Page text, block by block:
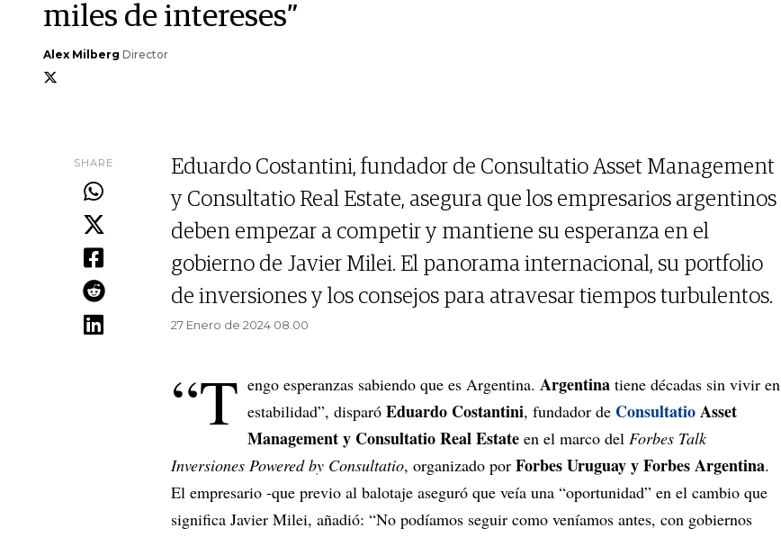
miles de intereses”
Alex Milberg Director
SHARE
Eduardo Costantini, fundador de Consultatio Asset Management
y Consultatio Real Estate, asegura que los empresarios argentinos
deben empezar a competir y mantiene su esperanza en el
gobierno de Javier Milei. El panorama internacional, su portfolio
de inversiones y los consejos para atravesar tiempos turbulentos.
27 Enero de 2024 08.00
“T engo esperanzas sabiendo que es Argentina. Argentina tiene décadas sin vivir en
estabilidad”, disparó Eduardo Costantini, fundador de ConsultatioAsset
Management y Consultatio Real Estate en el marco del Forbes Talk
Inversiones Powered by Consultatio, organizado por Forbes Uruguay y Forbes Argentina.
El empresario -que previo al balotaje aseguró que veía una “oportunidad” en el cambio que
significa Javier Milei, añadió: “No podíamos seguir como veníamos antes, con gobiernos